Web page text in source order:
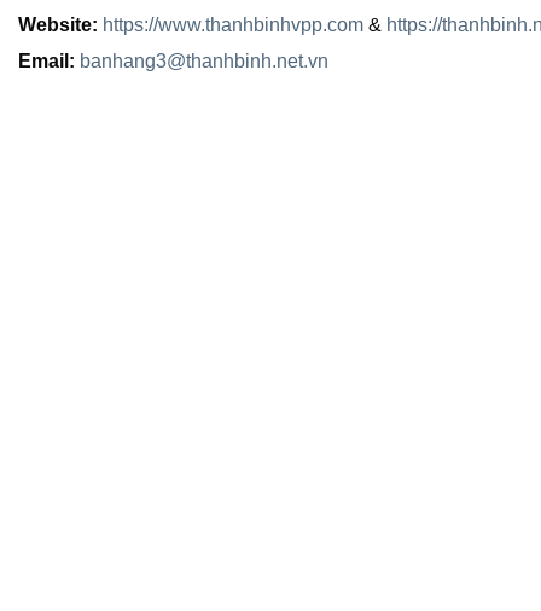
Website: https://www.thanhbinhvpp.com & https://
Email: banhang3@thanhbinh.net.vn